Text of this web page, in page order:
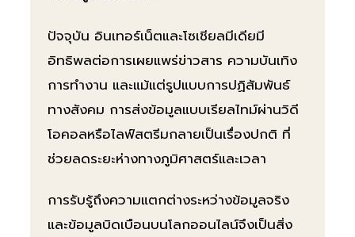
ปัจจุบัน อินเทอร์เน็ตและโซเชียลมีเดียมี
อิทธิพลต่อการเผยแพร่ข่าวสาร ความบันเทิง
การทำงาน และแม้แต่รูปแบบการปฏิสัมพันธ์
ทางสังคม การส่งข้อมูลแบบเรียลไทม์ผ่านวิดี
โอคอลหรือไลฟ์สตรีมกลายเป็นเรื่องปกติ ที่
ช่วยลดระยะห่างทางภูมิศาสตร์และเวลา
การรับรู้ถึงความแตกต่างระหว่างข้อมูลจริง
และข้อมูลบิดเบือนบนโลกออนไลน์จึงเป็นสิ่ง